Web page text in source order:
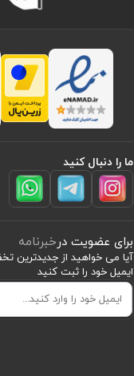
ما را دنبال کنید
برای عضویت درخبرنامه
آیا می خواهید از جدید‌ترین
ایمیل خود را ثبت کنید